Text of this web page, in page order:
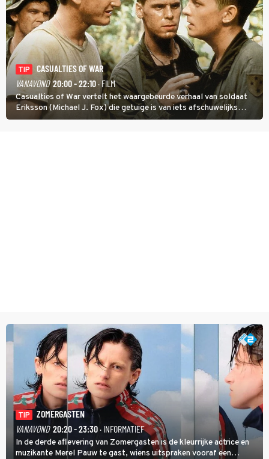
TIP
CASUALTIES OF WAR
VANAVOND 20:00 - 22:10· FILM
Casualties of War vertelt het waargebeurde verhaal van soldaat
Eriksson (Michael J. Fox) die getuige is van iets afschuwelijks
tijdens de Vietnamoorlog. Hij besluit uit de school te klappen.
TIP
ZOMERGASTEN
VANAVOND 20:20 - 23:30· INFORMATIEF
In de derde aflevering van Zomergasten is de kleurrijke actrice en
muzikante Merel Pauw te gast, wiens uitspraken vooraf een